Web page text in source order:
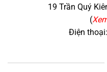
19 Trần Quý
(
Điện thoại: